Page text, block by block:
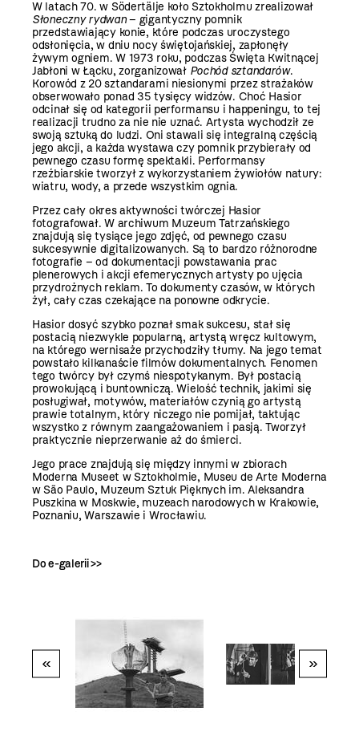
W latach 70. w Södertälje koło Sztokholmu zrealizował
Słoneczny rydwan– gigantyczny pomnik
przedstawiający konie, które podczas uroczystego
odsłonięcia, w dniu nocy świętojańskiej, zapłonęły
żywym ogniem. W 1973 roku, podczas Święta Kwitnącej
Jabłoni w Łącku, zorganizował Pochód sztandarów.
Korowód z 20 sztandarami niesionymi przez strażaków
obserwowało ponad 35 tysięcy widzów. Choć Hasior
odcinał się od kategorii performansu i happeningu, to tej
realizacji trudno za nie nie uznać. Artysta wychodził ze
swoją sztuką do ludzi. Oni stawali się integralną częścią
jego akcji, a każda wystawa czy pomnik przybierały od
pewnego czasu formę spektakli. Performansy
rzeźbiarskie tworzył z wykorzystaniem żywiołów natury:
wiatru, wody, a przede wszystkim ognia.
Przez cały okres aktywności twórczej Hasior
fotografował. W archiwum Muzeum Tatrzańskiego
znajdują się tysiące jego zdjęć, od pewnego czasu
sukcesywnie digitalizowanych. Są to bardzo różnorodne
fotografie – od dokumentacji powstawania prac
plenerowych i akcji efemerycznych artysty po ujęcia
przydrożnych reklam. To dokumenty czasów, w których
żył, cały czas czekające na ponowne odkrycie.
Hasior dosyć szybko poznał smak sukcesu, stał się
postacią niezwykle popularną, artystą wręcz kultowym,
na którego wernisaże przychodziły tłumy. Na jego temat
powstało kilkanaście filmów dokumentalnych. Fenomen
tego twórcy był czymś niespotykanym. Był postacią
prowokującą i buntowniczą. Wielość technik, jakimi się
posługiwał, motywów, materiałów czynią go artystą
prawie totalnym, który niczego nie pomijał, taktując
wszystko z równym zaangażowaniem i pasją. Tworzył
praktycznie nieprzerwanie aż do śmierci.
Jego prace znajdują się między innymi w zbiorach
Moderna Museet w Sztokholmie, Museu de Arte Moderna
w São Paulo, Muzeum Sztuk Pięknych im. Aleksandra
Puszkina w Moskwie, muzeach narodowych w Krakowie,
Poznaniu, Warszawie i Wrocławiu.
Do e-galerii >>
« »